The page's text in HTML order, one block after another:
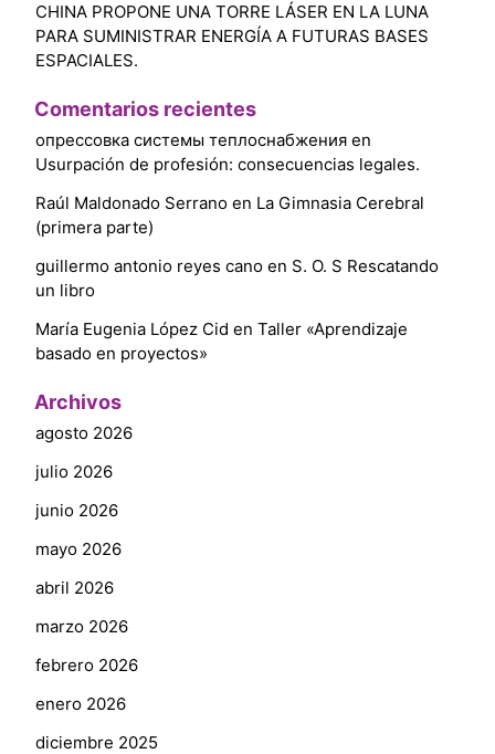
CHINA PROPONE UNA TORRE LÁSER EN LA LUNA
PARA SUMINISTRAR ENERGÍA A FUTURAS BASES
ESPACIALES.
Comentarios recientes
опрессовка системы теплоснабжения en
Usurpación de profesión: consecuencias legales.
Raúl Maldonado Serrano en La Gimnasia Cerebral
(primera parte)
guillermo antonio reyes cano en S. O. S Rescatando
un libro
María Eugenia López Cid en Taller «Aprendizaje
basado en proyectos»
Archivos
agosto 2026
julio 2026
junio 2026
mayo 2026
abril 2026
marzo 2026
febrero 2026
enero 2026
diciembre 2025